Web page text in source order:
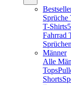
Sprüche
T-Shirts
Fahrrad
Sprüchen
Männer
Alle
Tops
Shorts